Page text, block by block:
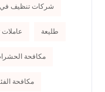
شركات تنظيف في
طليعة
مكافحة
مكافحة